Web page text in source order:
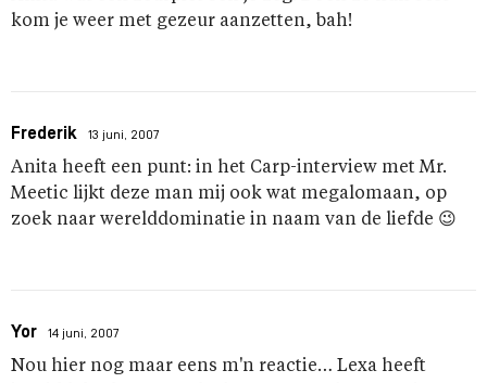
kom je weer met gezeur aanzetten, bah!
Frederik 13 juni, 2007
Anita heeft een punt: in het Carp-interview met Mr.
Meetic lijkt deze man mij ook wat megalomaan, op
zoek naar werelddominatie in naam van de liefde 😉
Yor 14 juni, 2007
Nou hier nog maar eens m'n reactie… Lexa heeft